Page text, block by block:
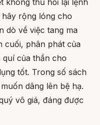
không thu hồi lại lệnh
rộng lóng cho
dò về việc tang ma
cuối, phân phát của
của thần cho
tốt. Trong số sách
dâng lên bệ hạ.
vô giá, đáng được